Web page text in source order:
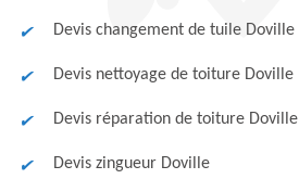
Devis changement de tuile Doville
Devis nettoyage de toiture Doville
Devis réparation de toiture Doville
Devis zingueur Doville